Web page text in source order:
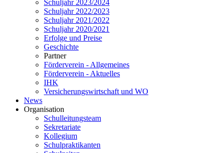
Schuljahr 2023/2024
Schuljahr 2022/2023
Schuljahr 2021/2022
Schuljahr 2020/2021
Erfolge und Preise
Geschichte
Partner
Förderverein - Allgemeines
Förderverein - Aktuelles
IHK
Versicherungswirtschaft und WO
News
Organisation
Schulleitungsteam
Sekretariate
Kollegium
Schulpraktikanten